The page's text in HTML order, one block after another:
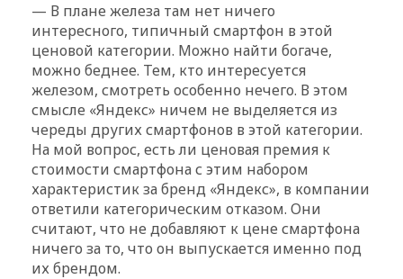
— В плане железа там нет ничего
интересного, типичный смартфон в этой
ценовой категории. Можно найти богаче,
можно беднее. Тем, кто интересуется
железом, смотреть особенно нечего. В этом
смысле «Яндекс» ничем не выделяется из
череды других смартфонов в этой категории.
На мой вопрос, есть ли ценовая премия к
стоимости смартфона с этим набором
характеристик за бренд «Яндекс», в компании
ответили категорическим отказом. Они
считают, что не добавляют к цене смартфона
ничего за то, что он выпускается именно под
их брендом.